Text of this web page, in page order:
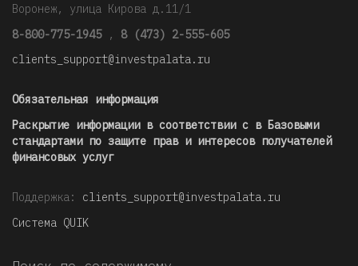
Воронеж, улица Кирова д.11/1
8-800-775-1945 , 8 (473) 2-555-605
clients_support@investpalata.ru
Обязательная информация
Раскрытие информации в соответствии с в Базовыми
стандартами по защите прав и интересов получателей
финансовых услуг
Поддержка: clients_support@investpalata.ru
Система QUIK